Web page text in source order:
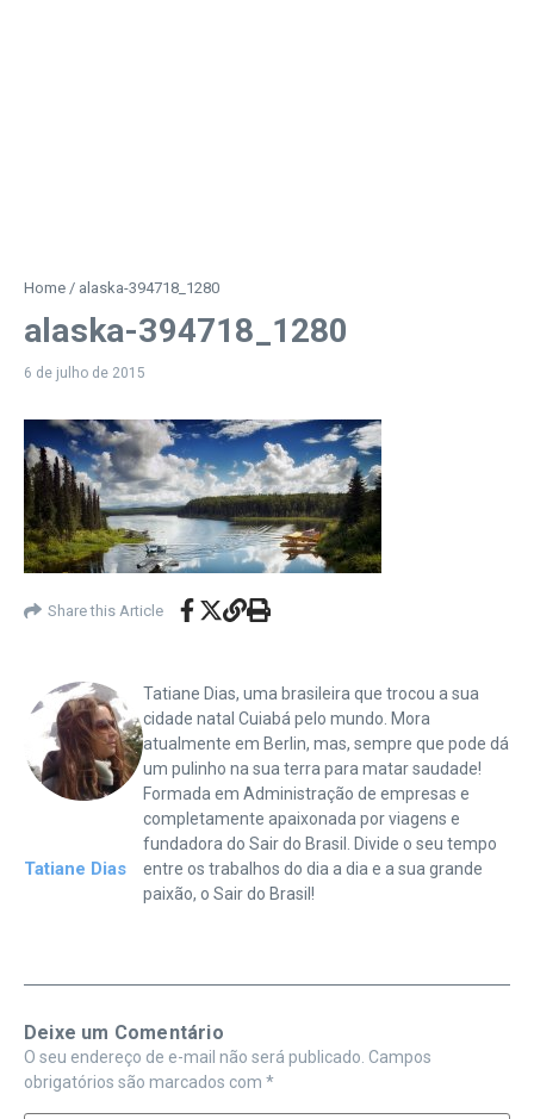
Home / alaska-394718_1280
alaska-394718_1280
6 de julho de 2015
Share this Article
Tatiane Dias
Tatiane Dias, uma brasileira que trocou a sua
cidade natal Cuiabá pelo mundo. Mora
atualmente em Berlin, mas, sempre que pode dá
um pulinho na sua terra para matar saudade!
Formada em Administração de empresas e
completamente apaixonada por viagens e
fundadora do Sair do Brasil. Divide o seu tempo
entre os trabalhos do dia a dia e a sua grande
paixão, o Sair do Brasil!
Deixe um Comentário
O seu endereço de e-mail não será publicado. Campos
obrigatórios são marcados com *